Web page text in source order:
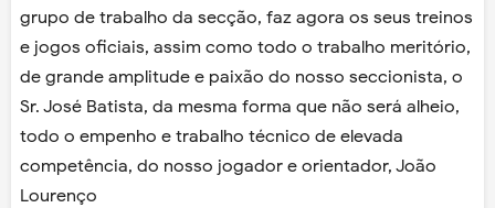
grupo de trabalho da secção, faz agora os seus treinos
e jogos oficiais, assim como todo o trabalho meritório,
de grande amplitude e paixão do nosso seccionista, o
Sr. José Batista, da mesma forma que não será alheio,
todo o empenho e trabalho técnico de elevada
competência, do nosso jogador e orientador, João
Lourenço